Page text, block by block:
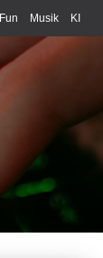
Fun Musik KI